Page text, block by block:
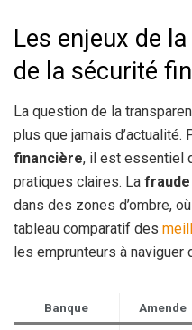
Les enjeux de
de la sécurité
La question de la
plus que jamais d’actualité.
financière, il est essentiel
pratiques claires. La
dans des zones d’ombre,
tableau comparatif des
les emprunteurs à naviguer
Banque Amende